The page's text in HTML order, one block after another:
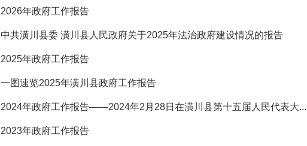
2026年政府工作报告
中共潢川县委 潢川县人民政府关于2025年法治政府建设情况的报告
2025年政府工作报告
一图速览2025年潢川县政府工作报告
2024年政府工作报告——2024年2月28日在潢川县第十五届人民代表大...
2023年政府工作报告